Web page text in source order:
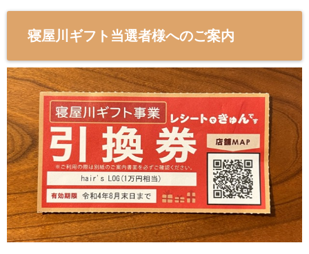
寝屋川ギフト当選者様へのご案内